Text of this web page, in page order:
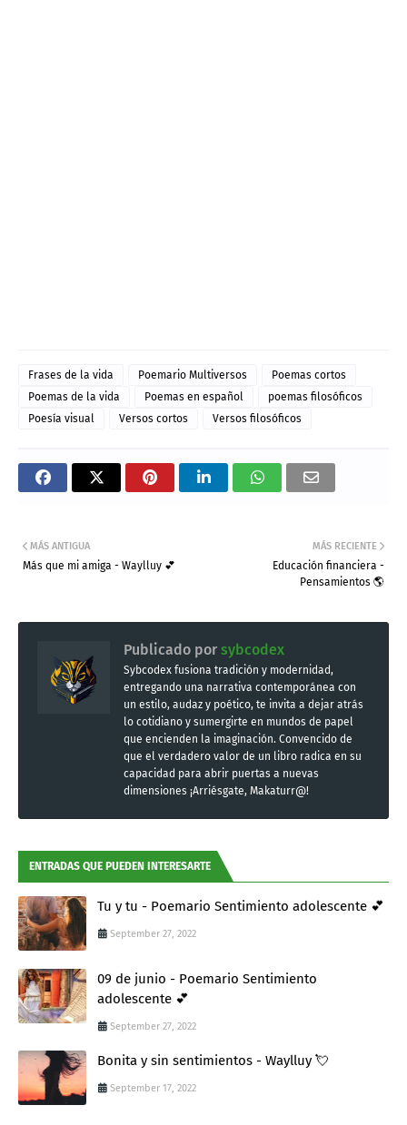
Frases de la vida Poemario Multiversos
Poemas cortos
Poemas de la vida
Poemas en español
poemas filosóficos
Poesía visual
Versos cortos Versos filosóficos
MÁS RECIENTE
Educación financiera -
Pensamientos 🌎
MÁS ANTIGUA
Más que mi amiga - Waylluy 💕
Publicado por sybcodex
Sybcodex fusiona tradición y modernidad,
entregando una narrativa contemporánea con
un estilo, audaz y poético, te invita a dejar atrás
lo cotidiano y sumergirte en mundos de papel
que encienden la imaginación. Convencido de
que el verdadero valor de un libro radica en su
capacidad para abrir puertas a nuevas
dimensiones ¡Arriésgate, Makaturr@!
ENTRADAS QUE PUEDEN INTERESARTE
Tu y tu - Poemario Sentimiento adolescente 💕
September 27, 2022
09 de junio - Poemario Sentimiento
adolescente 💕
September 27, 2022
Bonita y sin sentimientos - Waylluy 💘
September 17, 2022